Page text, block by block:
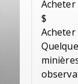
$
Acheter